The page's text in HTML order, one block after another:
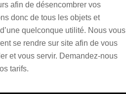
afin de désencombrer vos
donc de tous les objets et
quelconque utilité. Nous vous
se rendre sur site afin de vous
et vous servir. Demandez-nous
tarifs.